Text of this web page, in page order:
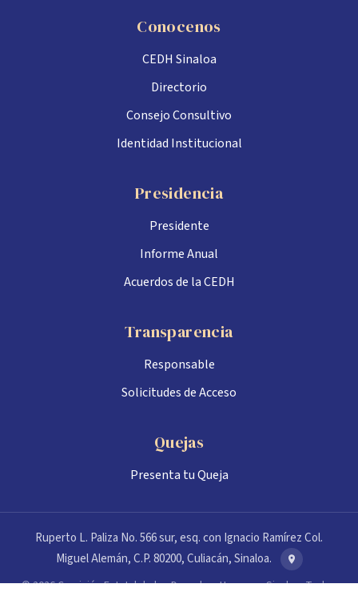
Conocenos
CEDH Sinaloa
Directorio
Consejo Consultivo
Identidad Institucional
Presidencia
Presidente
Informe Anual
Acuerdos de la CEDH
Transparencia
Responsable
Solicitudes de Acceso
Quejas
Presenta tu Queja
Ruperto L. Paliza No. 566 sur, esq. con Ignacio Ramírez Col.
Miguel Alemán, C.P. 80200, Culiacán, Sinaloa.
© 2026 Comisión Estatal de los Derechos Humanos Sinaloa. Todos